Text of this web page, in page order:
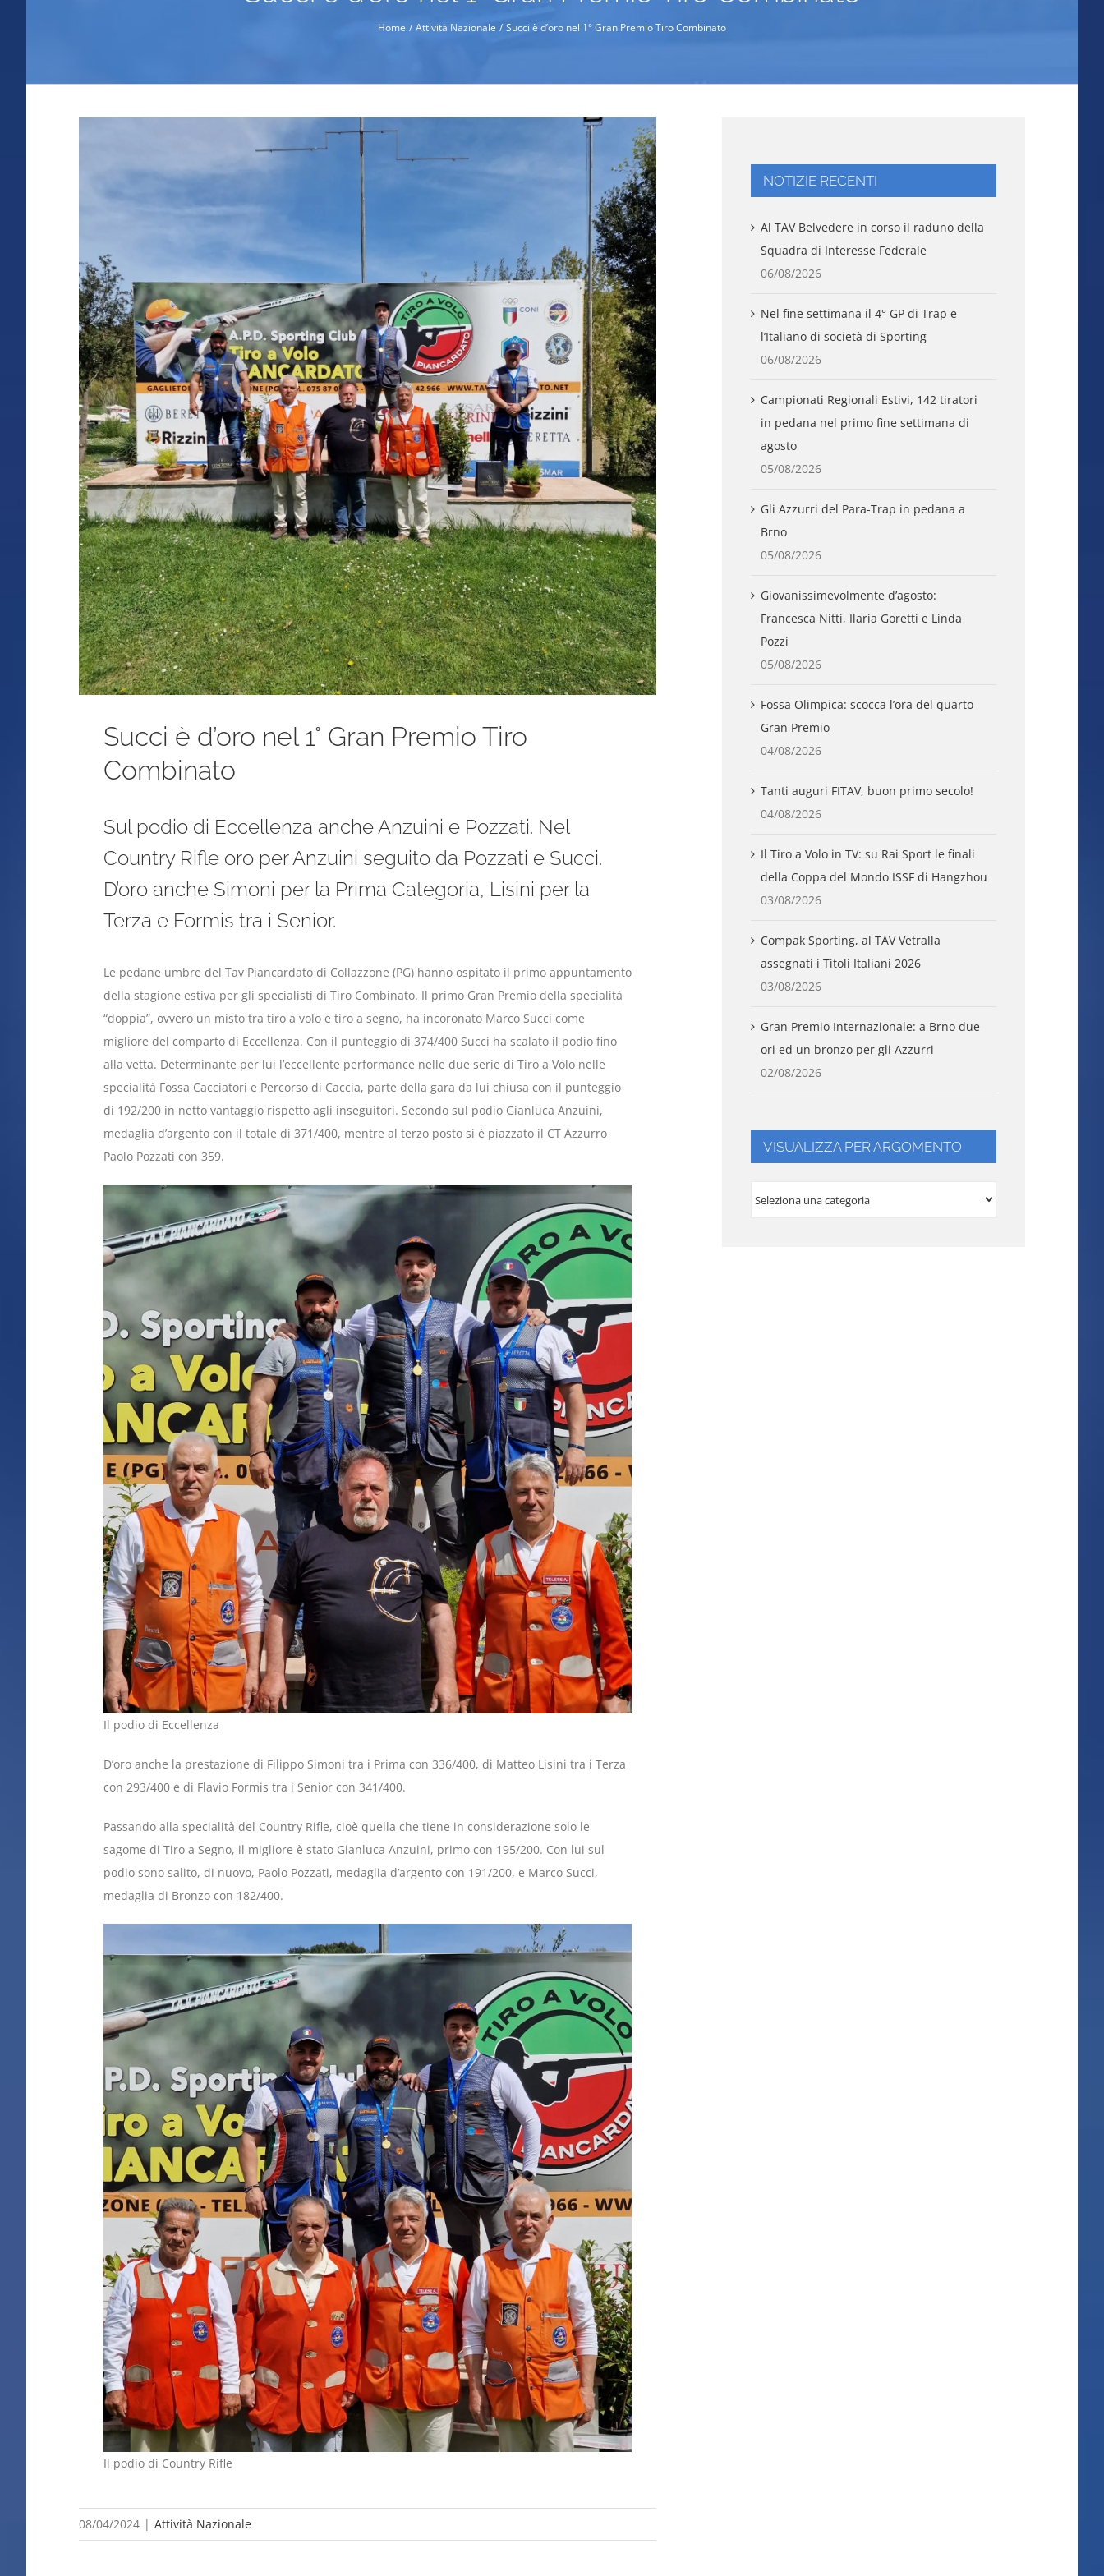
Home Attività Nazionale Succi è d’oro nel 1° Gran Premio Tiro Combinato
Succi è d’oro nel 1° Gran Premio Tiro
Combinato
Sul podio di Eccellenza anche Anzuini e Pozzati. Nel
Country Rifle oro per Anzuini seguito da Pozzati e Succi.
D’oro anche Simoni per la Prima Categoria, Lisini per la
Terza e Formis tra i Senior.
Le pedane umbre del Tav Piancardato di Collazzone (PG) hanno ospitato il primo appuntamento
della stagione estiva per gli specialisti di Tiro Combinato. Il primo Gran Premio della specialità
“doppia”, ovvero un misto tra tiro a volo e tiro a segno, ha incoronato Marco Succi come
migliore del comparto di Eccellenza. Con il punteggio di 374/400 Succi ha scalato il podio fino
alla vetta. Determinante per lui l’eccellente performance nelle due serie di Tiro a Volo nelle
specialità Fossa Cacciatori e Percorso di Caccia, parte della gara da lui chiusa con il punteggio
di 192/200 in netto vantaggio rispetto agli inseguitori. Secondo sul podio Gianluca Anzuini,
medaglia d’argento con il totale di 371/400, mentre al terzo posto si è piazzato il CT Azzurro
Paolo Pozzati con 359.
Il podio di Eccellenza
D’oro anche la prestazione di Filippo Simoni tra i Prima con 336/400, di Matteo Lisini tra i Terza
con 293/400 e di Flavio Formis tra i Senior con 341/400.
Passando alla specialità del Country Rifle, cioè quella che tiene in considerazione solo le
sagome di Tiro a Segno, il migliore è stato Gianluca Anzuini, primo con 195/200. Con lui sul
podio sono salito, di nuovo, Paolo Pozzati, medaglia d’argento con 191/200, e Marco Succi,
medaglia di Bronzo con 182/400.
Il podio di Country Rifle
08/04/2024 | Attività Nazionale
NOTIZIE RECENTI
Al TAV Belvedere in corso il raduno della
Squadra di Interesse Federale
06/08/2026
Nel fine settimana il 4° GP di Trap e
l’Italiano di società di Sporting
06/08/2026
Campionati Regionali Estivi, 142 tiratori
in pedana nel primo fine settimana di
agosto
05/08/2026
Gli Azzurri del Para-Trap in pedana a
Brno
05/08/2026
Giovanissimevolmente d’agosto:
Francesca Nitti, Ilaria Goretti e Linda
Pozzi
05/08/2026
Fossa Olimpica: scocca l’ora del quarto
Gran Premio
04/08/2026
Tanti auguri FITAV, buon primo secolo!
04/08/2026
Il Tiro a Volo in TV: su Rai Sport le finali
della Coppa del Mondo ISSF di Hangzhou
03/08/2026
Compak Sporting, al TAV Vetralla
assegnati i Titoli Italiani 2026
03/08/2026
Gran Premio Internazionale: a Brno due
ori ed un bronzo per gli Azzurri
02/08/2026
VISUALIZZA PER ARGOMENTO